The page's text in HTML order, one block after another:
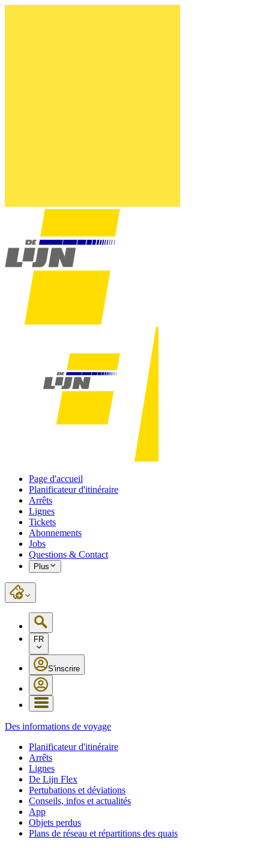
Page d'accueil
Planificateur d'itinéraire
Arrêts
Lignes
Tickets
Abonnements
Jobs
Questions & Contact
Plus
FR
S'inscrire
Des informations de voyage
Planificateur d'itinéraire
Arrêts
Lignes
De Lijn Flex
Pertubations et déviations
Conseils, infos et actualités
App
Objets perdus
Plans de réseau et répartitions des quais